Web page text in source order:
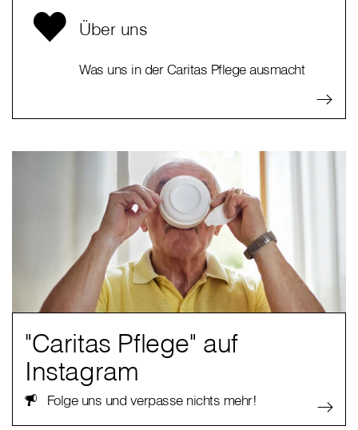
Über uns
Was uns in der Caritas Pflege ausmacht
"Caritas Pflege" auf
Instagram
Folge uns und verpasse nichts mehr!